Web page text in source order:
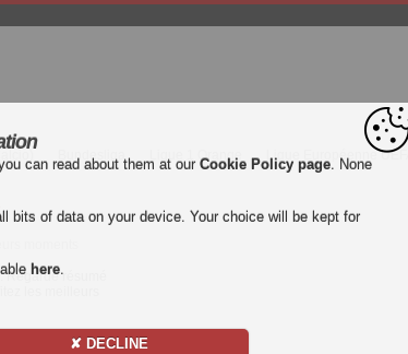
Bundesliga Ligue 1 Orange
Ligue Européenne UEFA
. Regarde résumé
les meilleurs
can read about them at our Cookie Policy page. None
bits of data on your device. Your choice will be kept for
here.
✘ DECLINE